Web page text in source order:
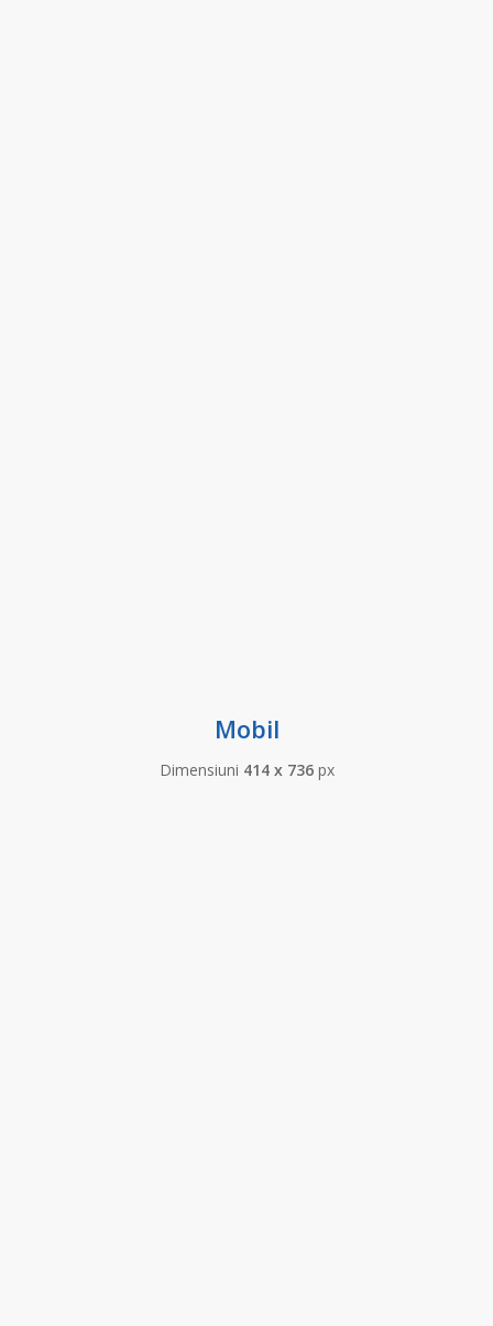
Mobil
Dimensiuni 414 x 736px